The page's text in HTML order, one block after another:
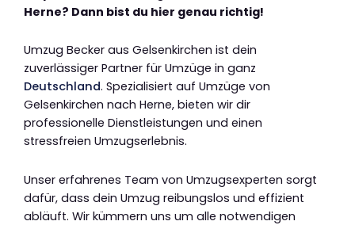
Herne? Dann bist du hier genau richtig!
Umzug Becker aus Gelsenkirchen ist dein
zuverlässiger Partner für Umzüge in ganz
Deutschland. Spezialisiert auf Umzüge von
Gelsenkirchen nach Herne, bieten wir dir
professionelle Dienstleistungen und einen
stressfreien Umzugserlebnis.
Unser erfahrenes Team von Umzugsexperten sorgt
dafür, dass dein Umzug reibungslos und effizient
abläuft. Wir kümmern uns um alle notwendigen